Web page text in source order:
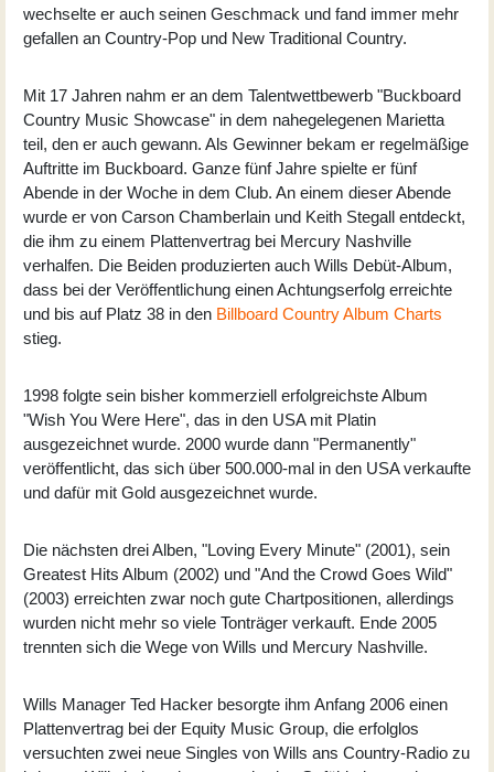
wechselte er auch seinen Geschmack und fand immer mehr
gefallen an Country-Pop und New Traditional Country.
Mit 17 Jahren nahm er an dem Talentwettbewerb "Buckboard
Country Music Showcase" in dem nahegelegenen Marietta
teil, den er auch gewann. Als Gewinner bekam er regelmäßige
Auftritte im Buckboard. Ganze fünf Jahre spielte er fünf
Abende in der Woche in dem Club. An einem dieser Abende
wurde er von Carson Chamberlain und Keith Stegall entdeckt,
die ihm zu einem Plattenvertrag bei Mercury Nashville
verhalfen. Die Beiden produzierten auch Wills Debüt-Album,
dass bei der Veröffentlichung einen Achtungserfolg erreichte
und bis auf Platz 38 in den Billboard Country Album Charts
stieg.
1998 folgte sein bisher kommerziell erfolgreichste Album
"Wish You Were Here", das in den USA mit Platin
ausgezeichnet wurde. 2000 wurde dann "Permanently"
veröffentlicht, das sich über 500.000-mal in den USA verkaufte
und dafür mit Gold ausgezeichnet wurde.
Die nächsten drei Alben, "Loving Every Minute" (2001), sein
Greatest Hits Album (2002) und "And the Crowd Goes Wild"
(2003) erreichten zwar noch gute Chartpositionen, allerdings
wurden nicht mehr so viele Tonträger verkauft. Ende 2005
trennten sich die Wege von Wills und Mercury Nashville.
Wills Manager Ted Hacker besorgte ihm Anfang 2006 einen
Plattenvertrag bei der Equity Music Group, die erfolglos
versuchten zwei neue Singles von Wills ans Country-Radio zu